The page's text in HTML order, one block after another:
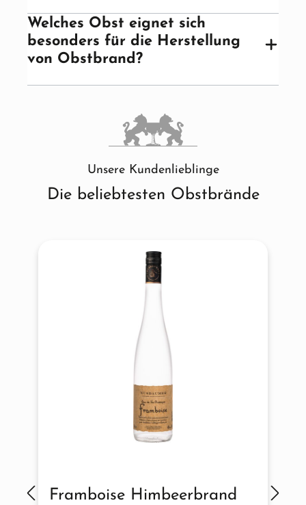
Welches Obst eignet sich
besonders für die Herstellung
von Obstbrand?
Unsere Kundenlieblinge
Die beliebtesten Obstbrände
Framboise Himbeerbrand